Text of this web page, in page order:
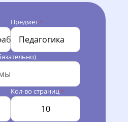
Предмет *
Кол-во страниц *